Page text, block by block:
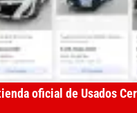
oficial de Usados